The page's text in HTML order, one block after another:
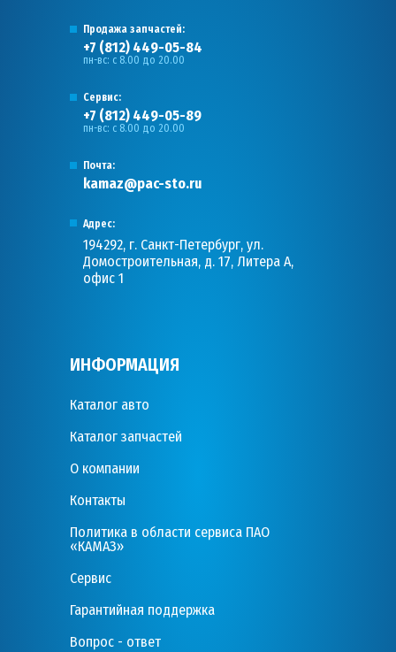
Продажа запчастей:
+7 (812) 449-05-84
пн-вс: с 8.00 до 20.00
Сервис:
+7 (812) 449-05-89
пн-вс: с 8.00 до 20.00
Почта:
kamaz@pac-sto.ru
Адрес:
194292, г. Санкт-Петербург, ул.
Домостроительная, д. 17, Литера А,
офис 1
ИНФОРМАЦИЯ
Каталог авто
Каталог запчастей
О компании
Контакты
Политика в области сервиса ПАО
«КАМАЗ»
Сервис
Гарантийная поддержка
Вопрос - ответ